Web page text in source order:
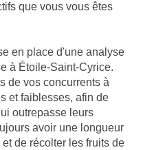
que vous vous êtes
en place d'une analyse
à Étoile-Saint-Cyrice.
de vos concurrents à
et faiblesses, afin de
outrepasse leurs
avoir une longueur
de récolter les fruits de